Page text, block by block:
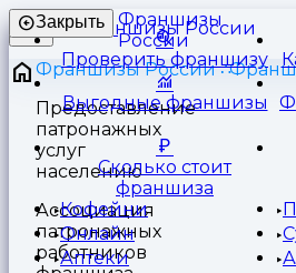
Франшизы
России
Закрыть
Проверить франшизу
Выгодные франшизы
Сколько стоит
франшиза
Кофейни
Онлайн
Аптеки
Франшизы России
Предоставление
патронажных
услуг
населению
Ассоциация
патронажных
работников